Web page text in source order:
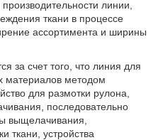
линии,
ткани в процессе
ассортимента и ширины
за счет того, что линия для
материалов методом
для размотки рулона,
последовательно
выщелачивания,
ткани, устройства